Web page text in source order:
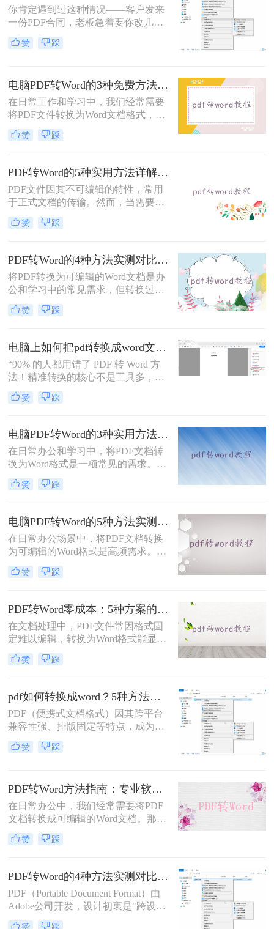
题的核心原则。
你肯定遇到过这种情况——客户发来
一份PDF合同，老板急着要你改几个
字；老师上传的PDF课件，你想复制
一段做笔记；或者自己扫描的纸质文
者，“pdf怎么转换成word”绝对是高频
刚需。
赞 踩
电脑PDF转Word的3种免费方法实测：含效果对比与适用场景说明！
在日常工作和学习中，我们经常需要
将PDF文件转换为Word文档格式，以
便进行编辑和修改。那么电脑pdf怎么
转word文档格式免费呢？本文将介绍
现PDF到Word的转换。
赞 踩
PDF转Word的5种实用方法详解：含扫描件OCR处理与格式校对指南！
PDF文件因其不可编辑的特性，常用
于正式文档的传输。然而，当需要对
PDF内容进行修改时，将其转换为可
编辑的Word文档是必要的。那么pdf
常见且高效的方法，帮助您快速完成
转换。
赞 踩
PDF转Word的4种方法实测对比：在线工具、Adobe Acrobat、Word内置与OCR识别方案选择！
将PDF转换为可编辑的Word文档是办
公和学习中的常见需求，但转换过程
中常出现格式错乱、图片丢失等问
题。那么pdf文档怎么转换成word格式
助你高效完成转换。
赞 踩
电脑上如何把pdf转换成word文档？这3个高效精准的方法，让你办公效能翻倍！
“90% 的人都用错了 PDF 转 Word 方
法！精准转换的核心不是工具多，而
是选对适配场景”职场中，“PDF 转
Word” 是高频刚需 —— 项目报告需提
论文需调整格式，稍有不慎就会出现
排版错乱、文字丢失、表格变形等问
题。
赞 踩
电脑PDF转Word的3种实用方法对比：转换软件、Word内置功能与在线工具详解！
在日常办公和学习中，将PDF文档转
换为Word格式是一项常见的需求。
Word文档因其易于编辑和修改的特点
而备受青睐。那么电脑上pdf怎么转换
换成Word的实用方法。
赞 踩
电脑PDF转Word的5种方法实测指南：从在线工具到OCR识别与命令行自动化！
在日常办公场景中，将PDF文档转换
为可编辑的Word格式是高频需求。那
么电脑pdf怎么转换成word呢？本文综
合2025年最新技术动态，系统解析
赞 踩
PDF转Word零成本：5种方案的成本、速度、精度对比！
在文档处理中，PDF文件常因格式固
定难以编辑，转换为Word格式能显著
提升工作效率。然而，市面上许多转
换工具需付费或存在隐私风险，那么
5种完全免费的解决方案。所有方法
均基于官方或开源平台，确保零成
本、无广告、无数据泄露。无需任何
付费，即可实现高质量转换，告别格
式错乱与隐私担忧！
赞 踩
pdf如何转换成word？5种方法从免费到编程实测对比！
PDF（便携式文档格式）因其跨平台
兼容性强、排版固定等特点，成为文
档共享和存档的首选。但若需编辑内
容或调整格式，需将PDF转换为
户高效完成转换。
赞 踩
PDF转Word方法指南：专业软件、在线工具、Word内置与改后缀名4种方案对比！
在日常办公中，我们经常需要将PDF
文档转换成可编辑的Word文档。那么
如何将pdf转换成word呢？本文将介绍
几种常用的PDF转Word的方法，助您
赞 踩
PDF转Word的4种方法实测对比（附还原度对比表）！
PDF（Portable Document Format）由
Adobe公司开发，设计初衷是"跨设备
一致性呈现"——无论在什么设备上
赞 踩